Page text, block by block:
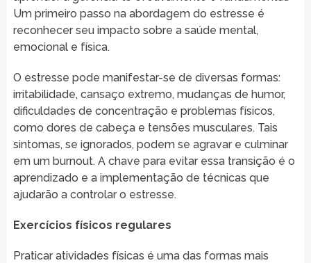
Um primeiro passo na abordagem do estresse é
reconhecer seu impacto sobre a saúde mental,
emocional e física.
O estresse pode manifestar-se de diversas formas:
irritabilidade, cansaço extremo, mudanças de humor,
dificuldades de concentração e problemas físicos,
como dores de cabeça e tensões musculares. Tais
sintomas, se ignorados, podem se agravar e culminar
em um burnout. A chave para evitar essa transição é o
aprendizado e a implementação de técnicas que
ajudarão a controlar o estresse.
Exercícios físicos regulares
Praticar atividades físicas é uma das formas mais